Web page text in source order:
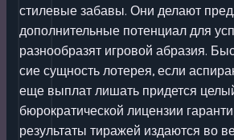
стилевые забавы. Они делают
дополнительные потенциал для
разнообразят игровой абразия.
сие сущность лотерея, если
еще выплат лишать придется
бюрократической лицензии
результаты тиражей издаются во